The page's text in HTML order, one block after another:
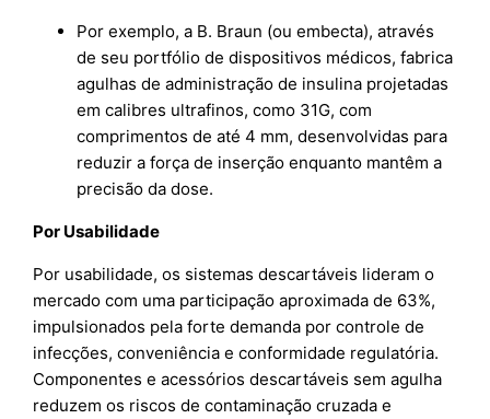
Por exemplo, a B. Braun (ou embecta), através
de seu portfólio de dispositivos médicos, fabrica
agulhas de administração de insulina projetadas
em calibres ultrafinos, como 31G, com
comprimentos de até 4 mm, desenvolvidas para
reduzir a força de inserção enquanto mantêm a
precisão da dose.
Por Usabilidade
Por usabilidade, os sistemas descartáveis lideram o
mercado com uma participação aproximada de 63%,
impulsionados pela forte demanda por controle de
infecções, conveniência e conformidade regulatória.
Componentes e acessórios descartáveis sem agulha
reduzem os riscos de contaminação cruzada e